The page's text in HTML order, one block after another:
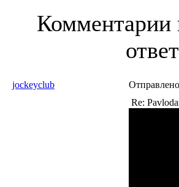
Комментарии
jockeyclub
Re: